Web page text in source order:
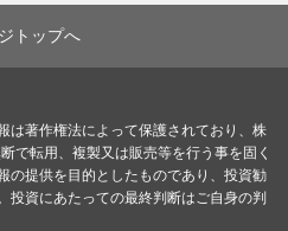
トップへ
は著作権法によって保護されており、株
で転用、複製又は販売等を行う事を固く
の提供を目的としたものであり、投資勧
投資にあたっての最終判断はご自身の判